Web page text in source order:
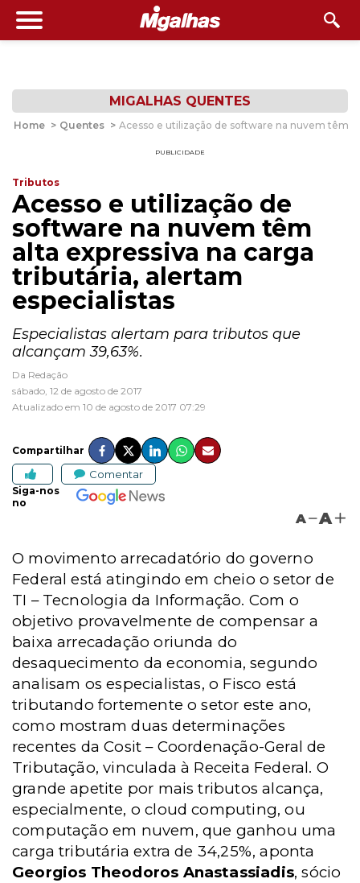
MIGALHAS QUENTES
Home > Quentes > Acesso e utilização de software na nuvem têm
PUBLICIDADE
Tributos
Acesso e utilização de
software na nuvem têm
alta expressiva na carga
tributária, alertam
especialistas
Especialistas alertam para tributos que
alcançam 39,63%.
Da Redação
sábado, 12 de agosto de 2017
Atualizado em 10 de agosto de 2017 07:29
Compartilhar
Comentar
Siga-nos
no
A A
O movimento arrecadatório do governo
Federal está atingindo em cheio o setor de
TI – Tecnologia da Informação. Com o
objetivo provavelmente de compensar a
baixa arrecadação oriunda do
desaquecimento da economia, segundo
analisam os especialistas, o Fisco está
tributando fortemente o setor este ano,
como mostram duas determinações
recentes da Cosit – Coordenação-Geral de
Tributação, vinculada à Receita Federal. O
grande apetite por mais tributos alcança,
especialmente, o cloud computing, ou
computação em nuvem, que ganhou uma
carga tributária extra de 34,25%, aponta
Georgios Theodoros Anastassiadis, sócio